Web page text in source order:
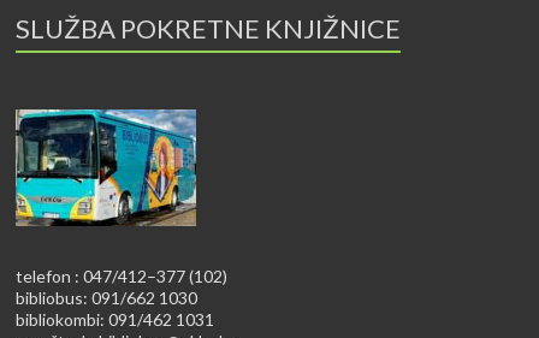
SLUŽBA POKRETNE KNJIŽNICE
telefon : 047/412–377 (102)
bibliobus: 091/662 1030
bibliokombi: 091/462 1031